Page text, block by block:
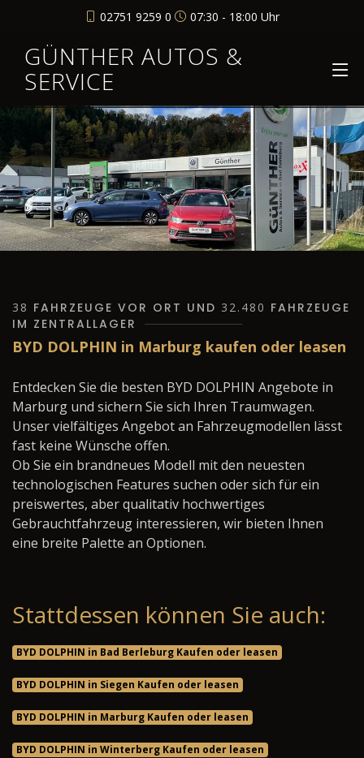
02751 9259 0 07:30 - 18:00 Uhr
GÜNTHER AUTOS &
SERVICE
38 FAHRZEUGE VOR ORT UND 32.480 FAHRZEUGE
IM ZENTRALLAGER
BYD DOLPHIN in Marburg kaufen oder leasen
Entdecken Sie die besten BYD DOLPHIN Angebote in
Marburg und sichern Sie sich Ihren Traumwagen.
Unser vielfältiges Angebot an Fahrzeugmodellen lässt
fast keine Wünsche offen.
Ob Sie ein brandneues Modell mit den neuesten
technologischen Features suchen oder sich für ein
preiswertes, aber qualitativ hochwertiges
Gebrauchtfahrzeug interessieren, wir bieten Ihnen
eine breite Palette an Optionen.
Stattdessen können Sie auch:
BYD DOLPHIN in Bad Berleburg Kaufen oder leasen
BYD DOLPHIN in Siegen Kaufen oder leasen
BYD DOLPHIN in Marburg Kaufen oder leasen
BYD DOLPHIN in Winterberg Kaufen oder leasen